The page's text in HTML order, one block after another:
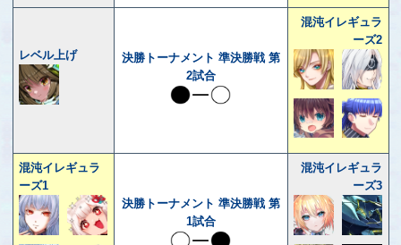
レベル上げ
決勝トーナメント 準決勝戦 第
2試合
混沌イレギュラ
ーズ2
混沌イレギュラ
ーズ1
決勝トーナメント 準決勝戦 第
1試合
混沌イレギュラ
ーズ3